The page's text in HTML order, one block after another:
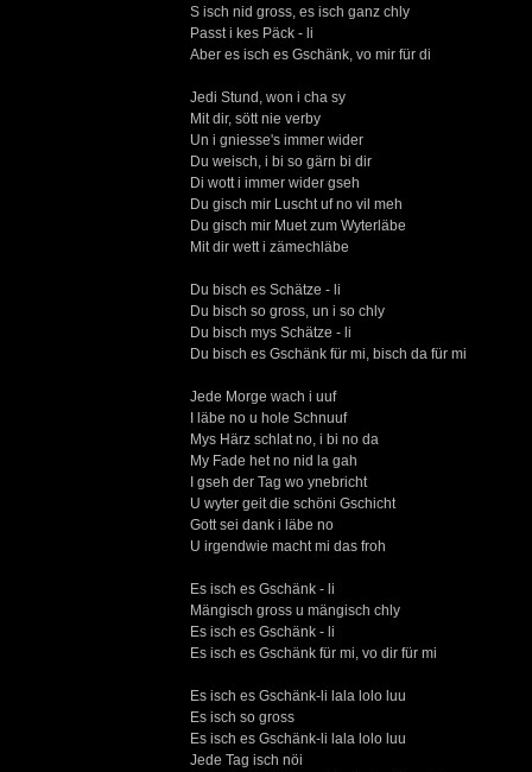
S isch nid gross, es isch ganz chly
Passt i kes Päck - li
Aber es isch es Gschänk, vo mir für di
Jedi Stund, won i cha sy
Mit dir, sött nie verby
Un i gniesse's immer wider
Du weisch, i bi so gärn bi dir
Di wott i immer wider gseh
Du gisch mir Luscht uf no vil meh
Du gisch mir Muet zum Wyterläbe
Mit dir wett i zämechläbe
Du bisch es Schätze - li
Du bisch so gross, un i so chly
Du bisch mys Schätze - li
Du bisch es Gschänk für mi, bisch da für mi
Jede Morge wach i uuf
I läbe no u hole Schnuuf
Mys Härz schlat no, i bi no da
My Fade het no nid la gah
I gseh der Tag wo ynebricht
U wyter geit die schöni Gschicht
Gott sei dank i läbe no
U irgendwie macht mi das froh
Es isch es Gschänk - li
Mängisch gross u mängisch chly
Es isch es Gschänk - li
Es isch es Gschänk für mi, vo dir für mi
Es isch es Gschänk-li lala lolo luu
Es isch so gross
Es isch es Gschänk-li lala lolo luu
Jede Tag isch nöi